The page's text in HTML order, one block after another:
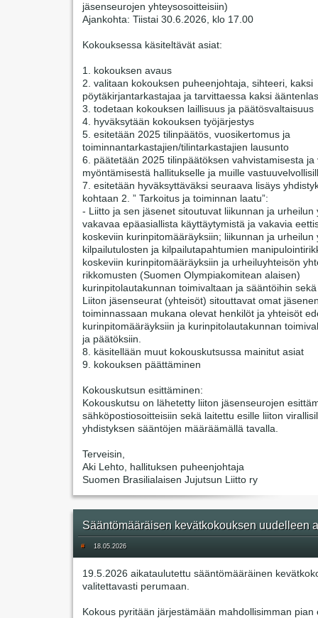
jäsenseurojen yhteysosoitteisiin)
Ajankohta: Tiistai 30.6.2026, klo 17.00
Kokouksessa käsiteltävät asiat:
1. kokouksen avaus
2. valitaan kokouksen puheenjohtaja, sihteeri, kaksi
pöytäkirjantarkastajaa ja tarvittaessa kaksi
3. todetaan kokouksen laillisuus ja päätösvaltaisuus
4. hyväksytään kokouksen työjärjestys
5. esitetään 2025 tilinpäätös, vuosikertomus ja
toiminnantarkastajien/tilintarkastajien lausunto
6. päätetään 2025 tilinpäätöksen vahvistamisesta
myöntämisestä hallitukselle ja muille
7. esitetään hyväksyttäväksi seuraava lisäys
kohtaan 2. ” Tarkoitus ja toiminnan laatu”:
- Liitto ja sen jäsenet sitoutuvat liikunnan ja urheilun
vakavaa epäasiallista käyttäytymistä ja vakavia
koskeviin kurinpitomääräyksiin; liikunnan ja urheilun
kilpailutulosten ja kilpailutapahtumien
koskeviin kurinpitomääräyksiin ja urheiluyhteisön
rikkomusten (Suomen Olympiakomitean alaisen)
kurinpitolautakunnan toimivaltaan ja sääntöihin
Liiton jäsenseurat (yhteisöt) sitouttavat omat
toiminnassaan mukana olevat henkilöt ja yhteisöt
kurinpitomääräyksiin ja kurinpitolautakunnan
ja päätöksiin.
8. käsitellään muut kokouskutsussa mainitut asiat
9. kokouksen päättäminen
Kokouskutsun esittäminen:
Kokouskutsu on lähetetty liiton jäsenseurojen
sähköpostiosoitteisiin sekä laitettu esille liiton
yhdistyksen sääntöjen määräämällä tavalla.
Terveisin,
Aki Lehto, hallituksen puheenjohtaja
Suomen Brasilialaisen Jujutsun Liitto ry
Sääntömääräisen kevätkokouksen uudelleen
# 18.05.2026
19.5.2026 aikataulutettu sääntömääräinen
valitettavasti perumaan.
Kokous pyritään järjestämään mahdollisimman pian